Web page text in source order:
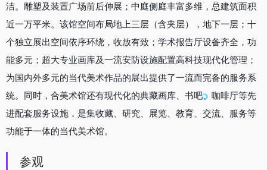
洁。雕塑及装置广场前后伸展；中庭侧庭丰富多维，总建筑面积
近一万平米。该馆空间布局地上三层（含夹层），地下一层；十
个独立展出空间依序环绕，收放有致；学术报告厅设备齐全，功
能多元；超大专业画库及一流安防设施配置高科技现代化管理；
为国内外多元的当代美术作品的展出提供了一流而完备的服务系
统。同时，合美术馆还有现代化的典藏画库、书吧、咖啡厅等先
进配套服务设施，是集收藏、研究、展览、教育、交流、服务等
功能于一体的当代美术馆。
参观